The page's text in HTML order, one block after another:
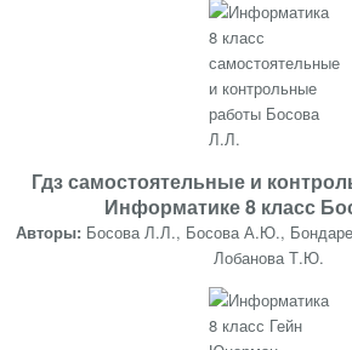
Гдз самостоятельные и
Информатике 8 класс
Авторы: Босова Л.Л., Босова А.Ю.,
Лобанова Т.Ю.